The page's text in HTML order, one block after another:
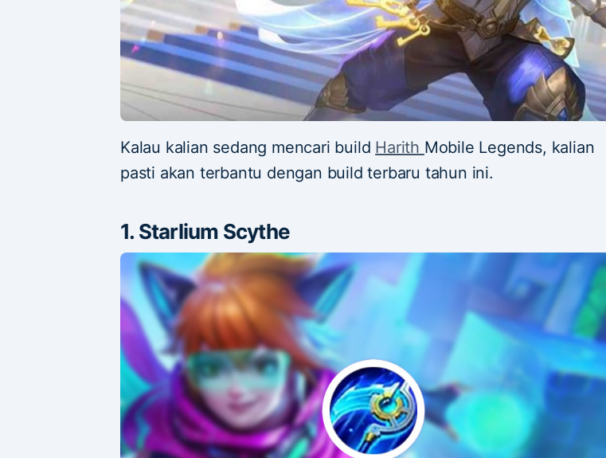
Kalau kalian sedang mencari build Harith Mobile Legends, kalian
pasti akan terbantu dengan build terbaru tahun ini.
1. Starlium Scythe